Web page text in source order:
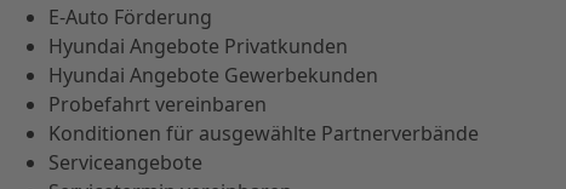
E-Auto Förderung
Hyundai Angebote Privatkunden
Hyundai Angebote Gewerbekunden
Probefahrt vereinbaren
Konditionen für ausgewählte Partnerverbände
Serviceangebote